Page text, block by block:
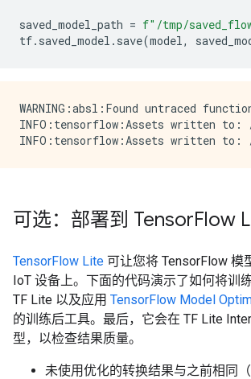
saved_model_path = f"/tmp/
tf. saved_model . save(model ,
WARNING:absl:Found untraced
INFO:tensorflow:Assets written to:
可选：部署到 TensorFlow
TensorFlow Lite 可让您将 TensorFlow 模
IoT 设备上。下面的代码演示了如何将训
TF Lite 以及应用 TensorFlow Model
的训练后工具。最后，它会在 TF Lite
型，以检查结果质量。
未使用优化的转换结果与之前相同